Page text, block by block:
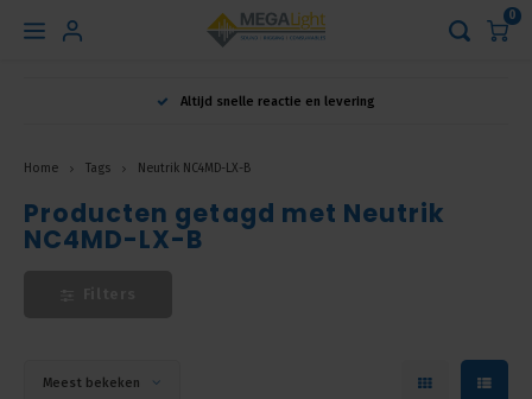
Hoofdmenu
Nederlands
0
Altijd snelle reactie en levering
Home Tags Neutrik NC4MD-LX-B
Producten getagd met Neutrik
NC4MD-LX-B
Meest bekeken